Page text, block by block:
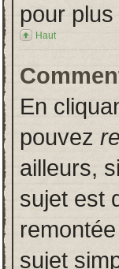
pour plus
Haut
En
pouvez
ailleurs,
sujet est
sujet